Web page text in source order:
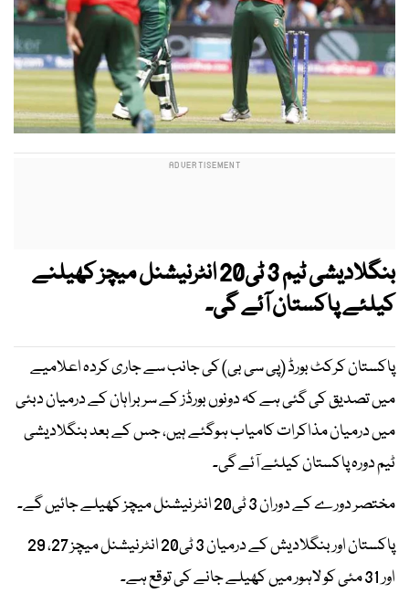
بنگلادیشی ٹیم 3 ٹی20 انٹرنیشنل میچز کھیلنے
کیلئے پاکستان آئے گی۔
پاکستان کرکٹ بورڈ (پی سی بی) کی جانب سے جاری کردہ اعلامیے
میں تصدیق کی گئی ہے کہ دونوں بورڈز کے سربراہان کے درمیان دبئی
میں درمیان مذاکرات کامیاب ہوگئے ہیں، جس کے بعد بنگلادیشی
ٹیم دورہ پاکستان کیلئے آئے گی۔
مختصر دورے کے دوران 3 ٹی20 انٹرنیشنل میچز کھیلے جائیں گے۔
پاکستان اور بنگلادیش کے درمیان 3 ٹی20 انٹرنیشنل میچز 27، 29
اور 31 مئی کو لاہور میں کھیلے جانے کی توقع ہے۔